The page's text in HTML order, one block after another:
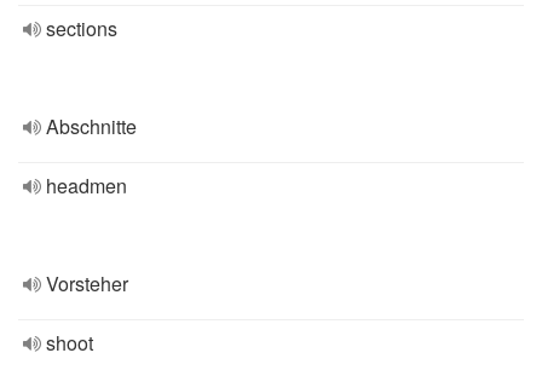
sections
Abschnitte
headmen
Vorsteher
shoot